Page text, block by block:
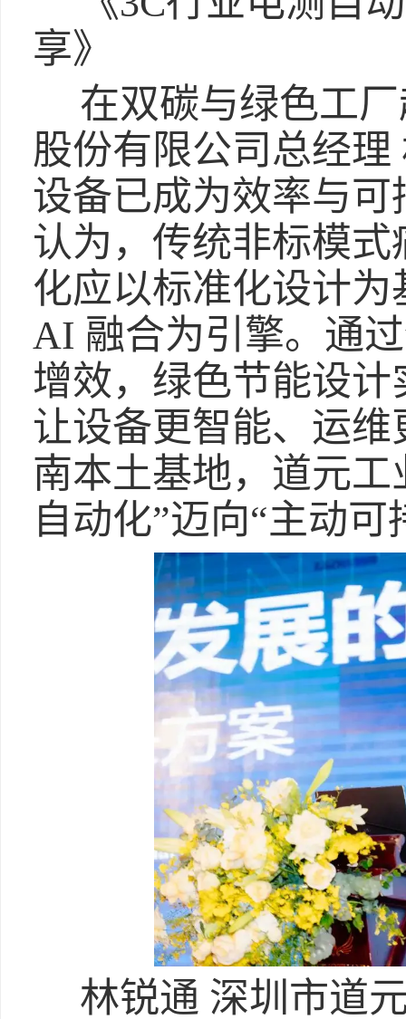
享》
在双碳与绿色工
股份有限公司总经
设备已成为效率与
认为，传统非标模
化应以标准化设计
AI 融合为引擎。通
增效，绿色节能设
让设备更智能、运
南本土基地，道元
自动化”迈向“主动可
林锐通 深圳市道